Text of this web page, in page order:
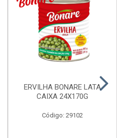
ERVILHA BONARE LATA
CAIXA 24X170G
Código: 29102